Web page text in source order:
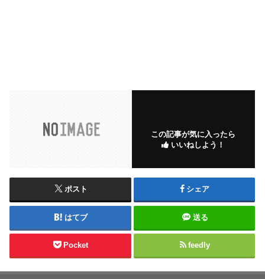
この記事が気に入ったら
いいねしよう！
ポスト シェア
はてブ 送る
Pocket feedly